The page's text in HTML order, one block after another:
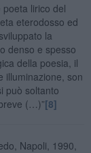
lirico del
eterodosso ed
la
denso e spesso
della poesia, il
illuminazione, son
può soltanto
(…)”[8]
Napoli, 1990,